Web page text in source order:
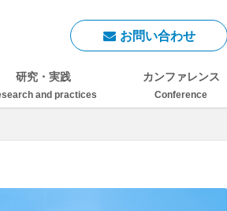
研究・実践
and practices
カンファレンス
Conference
お問い合わせ